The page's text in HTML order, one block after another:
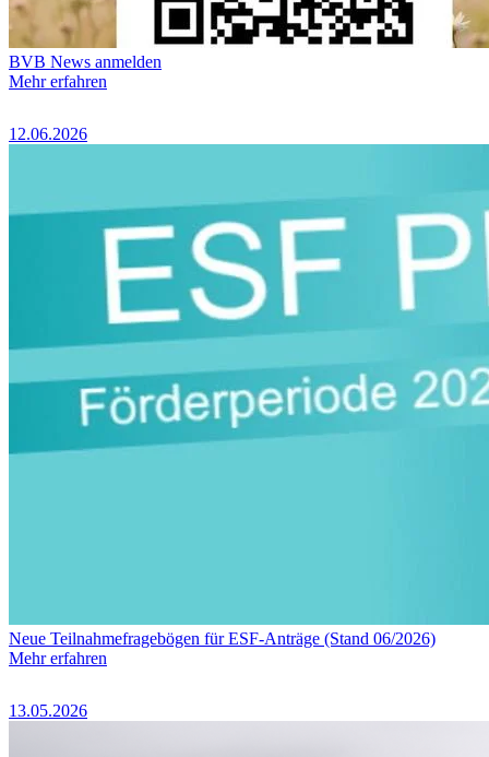
BVB News anmelden
Mehr erfahren
12.06.2026
Neue Teilnahmefragebögen für ESF-Anträge (Stand 06/2026)
Mehr erfahren
13.05.2026